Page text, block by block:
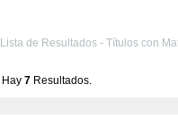
Lista de Resultados - Títulos con
Hay 7 Resultados.